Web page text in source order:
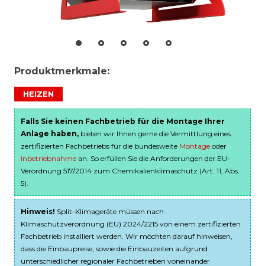
Produktmerkmale:
HEIZEN
Falls Sie keinen Fachbetrieb für die Montage Ihrer
Anlage haben, bieten wir Ihnen gerne die Vermittlung eines
zertifizierten Fachbetriebs für die bundesweite Montage oder
Inbetriebnahme an. So erfüllen Sie die Anforderungen der EU-
Verordnung 517/2014 zum Chemikalienklimaschutz (Art. 11, Abs.
5).
Hinweis! Split-Klimageräte müssen nach
Klimaschutzverordnung (EU) 2024/2215 von einem zertifizierten
Fachbetrieb installiert werden. Wir möchten darauf hinweisen,
dass die Einbaupreise, sowie die Einbauzeiten aufgrund
unterschiedlicher regionaler Fachbetrieben voneinander